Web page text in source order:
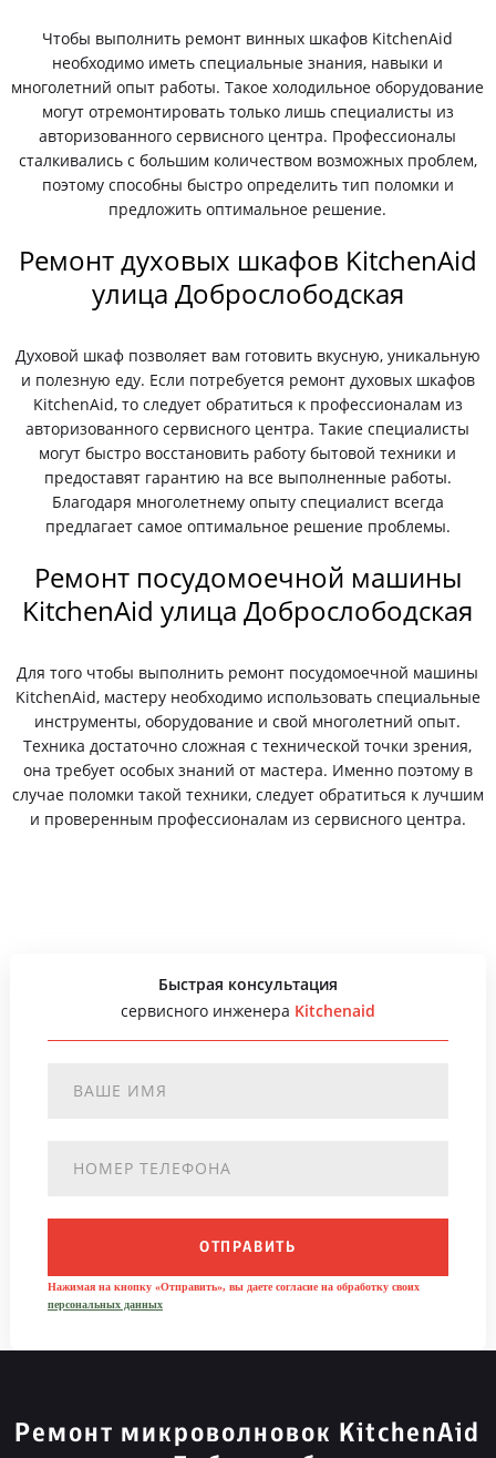
Чтобы выполнить ремонт винных шкафов KitchenAid
необходимо иметь специальные знания, навыки и
многолетний опыт работы. Такое холодильное оборудование
могут отремонтировать только лишь специалисты из
авторизованного сервисного центра. Профессионалы
сталкивались с большим количеством возможных проблем,
поэтому способны быстро определить тип поломки и
предложить оптимальное решение.
Ремонт духовых шкафов KitchenAid
улица Доброслободская
Духовой шкаф позволяет вам готовить вкусную, уникальную
и полезную еду. Если потребуется ремонт духовых шкафов
KitchenAid, то следует обратиться к профессионалам из
авторизованного сервисного центра. Такие специалисты
могут быстро восстановить работу бытовой техники и
предоставят гарантию на все выполненные работы.
Благодаря многолетнему опыту специалист всегда
предлагает самое оптимальное решение проблемы.
Ремонт посудомоечной машины
KitchenAid улица Доброслободская
Для того чтобы выполнить ремонт посудомоечной машины
KitchenAid, мастеру необходимо использовать специальные
инструменты, оборудование и свой многолетний опыт.
Техника достаточно сложная с технической точки зрения,
она требует особых знаний от мастера. Именно поэтому в
случае поломки такой техники, следует обратиться к лучшим
и проверенным профессионалам из сервисного центра.
Быстрая консультация
сервисного инженера Kitchenaid
ОТПРАВИТЬ
Нажимая на кнопку «Отправить», вы даете согласие на обработку своих
персональных данных
Ремонт микроволновок KitchenAid